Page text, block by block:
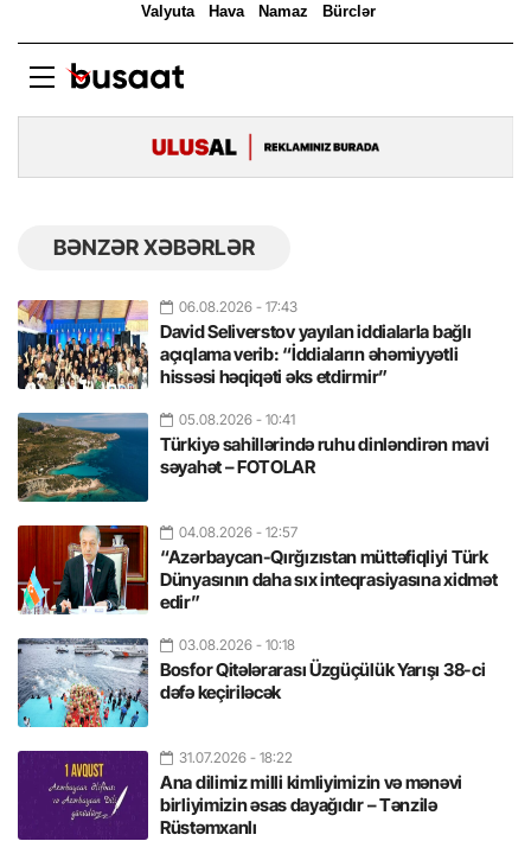
BƏNZƏR XƏBƏRLƏR
06.08.2026 - 17:43
David Seliverstov yayılan iddialarla bağlı
açıqlama verib: “İddiaların əhəmiyyətli
hissəsi həqiqəti əks etdirmir”
05.08.2026 - 10:41
Türkiyə sahillərində ruhu dinləndirən mavi
səyahət – FOTOLAR
04.08.2026 - 12:57
“Azərbaycan-Qırğızıstan müttəfiqliyi Türk
Dünyasının daha sıx inteqrasiyasına xidmət
edir”
03.08.2026 - 10:18
Bosfor Qitələrarası Üzgüçülük Yarışı 38-ci
dəfə keçiriləcək
31.07.2026 - 18:22
Ana dilimiz milli kimliyimizin və mənəvi
birliyimizin əsas dayağıdır – Tənzilə
Rüstəmxanlı